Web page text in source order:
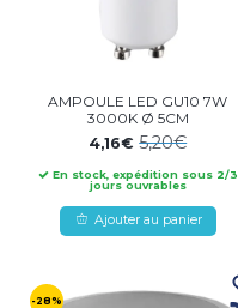
AMPOULE LED GU10 7W
3000K Ø 5CM
4,16€5,20€
En stock, expédition sous 2/3
jours ouvrables
Ajouter au panier
-28%